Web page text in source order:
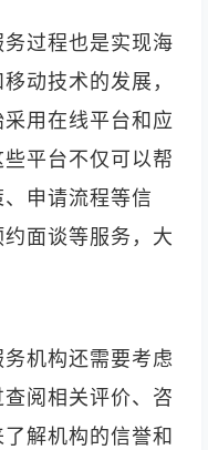
过程也是实现海
动技术的发展，
用在线平台和应
平台不仅可以帮
申请流程等信
面谈等服务，大
机构还需要考虑
阅相关评价、咨
解机构的信誉和